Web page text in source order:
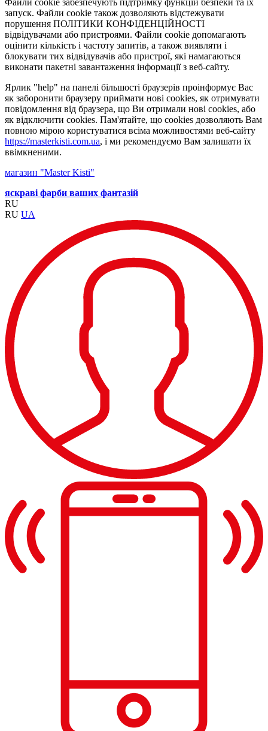
Файли cookie забезпечують підтримку функцій безпеки та їх
запуск. Файли cookie також дозволяють відстежувати
порушення ПОЛІТИКИ КОНФІДЕНЦІЙНОСТІ
відвідувачами або пристроями. Файли cookie допомагають
оцінити кількість і частоту запитів, а також виявляти і
блокувати тих відвідувачів або пристрої, які намагаються
виконати пакетні завантаження інформації з веб-сайту.
Ярлик "help" на панелі більшості браузерів проінформує Вас
як заборонити браузеру приймати нові cookies, як отримувати
повідомлення від браузера, що Ви отримали нові cookies, або
як відключити cookies. Пам'ятайте, що cookies дозволяють Вам
повною мірою користуватися всіма можливостями веб-сайту
https://masterkisti.com.ua, і ми рекомендуємо Вам залишати їх
ввімкненими.
магазин "Master Kisti"
яскраві фарби ваших фантазій
RU
RU UA